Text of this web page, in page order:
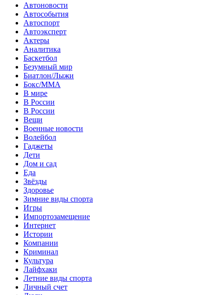
Автоновости
Автособытия
Автоспорт
Автоэксперт
Актеры
Аналитика
Баскетбол
Безумный мир
Биатлон/Лыжи
Бокс/MMA
В мире
В России
В России
Вещи
Военные новости
Волейбол
Гаджеты
Дети
Дом и сад
Еда
Звёзды
Здоровье
Зимние виды спорта
Игры
Импортозамещение
Интернет
Истории
Компании
Криминал
Культура
Лайфхаки
Летние виды спорта
Личный счет